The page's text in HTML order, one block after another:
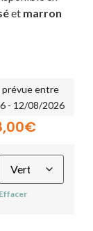
et marron
prévue entre
- 12/08/2026
€
Effacer